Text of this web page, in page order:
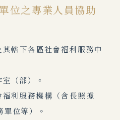
位之專業人員協助
轄下各區社會福利服務中
（部）。
利服務機構（含長照據
位等）。